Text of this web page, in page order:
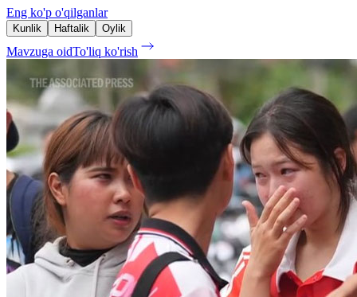
Eng ko'p o'qilganlar
Kunlik Haftalik Oylik
Mavzuga oidTo'liq ko'rish